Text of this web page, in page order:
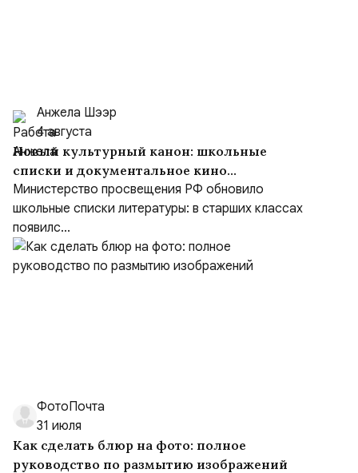
Анжела Шээр
4 августа
Новый культурный канон: школьные
списки и документальное кино
формируют образ героя
Министерство просвещения РФ обновило
школьные списки литературы: в старших классах
появилс...
ФотоПочта
31 июля
Как сделать блюр на фото: полное
руководство по размытию изображений